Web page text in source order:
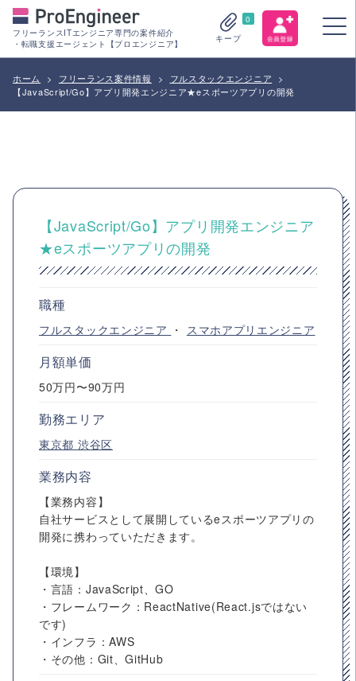
フリーランスITエンジニア専門の案件紹介
・転職支援エージェント【プロエンジニア】
0
キープ
ホーム > フリーランス案件情報 > フルスタックエンジニア
>
【JavaScript/Go】アプリ開発エンジニア★eスポーツアプリの開発
【JavaScript/Go】アプリ開発エンジニア
★eスポーツアプリの開発
職種
フルスタックエンジニア ・ スマホアプリエンジニア
月額単価
50万円〜90万円
勤務エリア
東京都 渋谷区
業務内容
【業務内容】
自社サービスとして展開しているeスポーツアプリの
開発に携わっていただきます。
【環境】
・言語：JavaScript、GO
・フレームワーク：ReactNative(React.jsではない
です)
・インフラ：AWS
・その他：Git、GitHub